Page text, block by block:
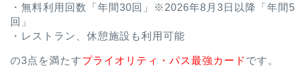
・無料利用回数「年間30回」※2026年8月3日以降「年間5
回」
・レストラン、休憩施設も利用可能
の3点を満たすプライオリティ・パス最強カード です。